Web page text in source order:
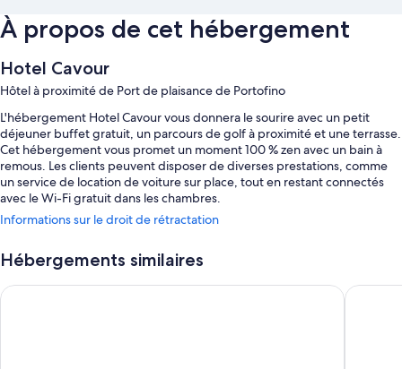
À propos de cet hébergement
Hotel Cavour
Hôtel à proximité de Port de plaisance de Portofino
L'hébergement Hotel Cavour vous donnera le sourire avec un petit
déjeuner buffet gratuit, un parcours de golf à proximité et une terrasse.
Cet hébergement vous promet un moment 100 % zen avec un bain à
remous. Les clients peuvent disposer de diverses prestations, comme
un service de location de voiture sur place, tout en restant connectés
avec le Wi-Fi gratuit dans les chambres.
Autres petits plus de cet hôtel :
Service de conciergerie, une consigne à bagages et réception
ouverte 24 h/24
Mobilier d'extérieur, hébergement non-fumeurs et ascenseur
Informations sur le droit de rétractation
Hébergements similaires
Best Western Plus Tigullio Royal Hotel Hotel